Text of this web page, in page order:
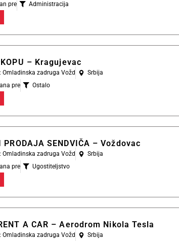
pre
Administracija
– Kragujevac
Omladinska zadruga Vožd
Srbija
pre
Ostalo
PRODAJA SENDVIČA – Voždovac
Omladinska zadruga Vožd
Srbija
pre
Ugostiteljstvo
A CAR – Aerodrom Nikola Tesla
Omladinska zadruga Vožd Srbija